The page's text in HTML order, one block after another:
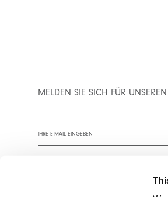
MELDEN SIE SICH FÜR